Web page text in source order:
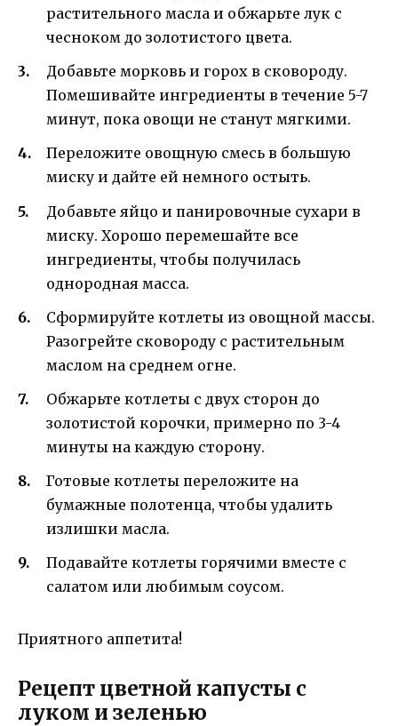
растительного масла и обжарьте лук с
чесноком до золотистого цвета.
Добавьте морковь и горох в сковороду.
Помешивайте ингредиенты в течение 5-7
минут, пока овощи не станут мягкими.
Переложите овощную смесь в большую
миску и дайте ей немного остыть.
Добавьте яйцо и панировочные сухари в
миску. Хорошо перемешайте все
ингредиенты, чтобы получилась
однородная масса.
Сформируйте котлеты из овощной массы.
Разогрейте сковороду с растительным
маслом на среднем огне.
Обжарьте котлеты с двух сторон до
золотистой корочки, примерно по 3-4
минуты на каждую сторону.
Готовые котлеты переложите на
бумажные полотенца, чтобы удалить
излишки масла.
Подавайте котлеты горячими вместе с
салатом или любимым соусом.
Приятного аппетита!
Рецепт цветной капусты с
луком и зеленью